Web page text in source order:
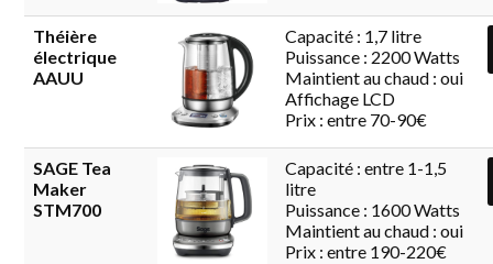
Théière
électrique
AAUU
Capacité : 1,7 litre
Puissance : 2200 Watts
Maintient au chaud : oui
Affichage LCD
Prix : entre 70-90€
SAGE Tea
Maker
STM700
Capacité : entre 1-1,5
litre
Puissance : 1600 Watts
Maintient au chaud : oui
Prix : entre 190-220€